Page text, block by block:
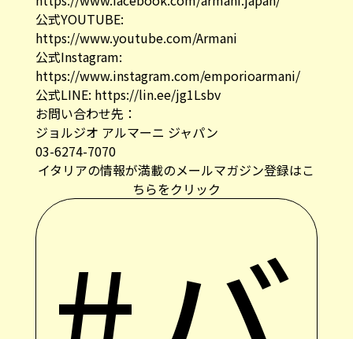
公式YOUTUBE:
https://www.youtube.com/Armani
公式Instagram:
https://www.instagram.com/emporioarmani/
公式LINE: https://lin.ee/jg1Lsbv
お問い合わせ先：
ジョルジオ アルマーニ ジャパン
03-6274-7070
イタリアの情報が満載のメールマガジン登録はこ
ちらをクリック